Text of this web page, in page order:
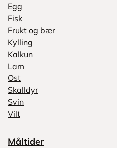
Egg
Fisk
Frukt og bær
Kylling
Kalkun
Lam
Ost
Skalldyr
Svin
Vilt
Måltider